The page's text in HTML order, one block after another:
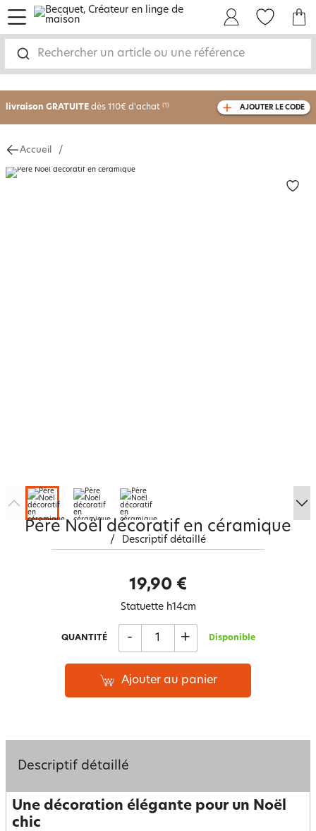
Rechercher un article ou une référence
menu
-30% sur votre commandedès 2 articles
livraison GRATUITE dès 110€ d'achat (1) AJOUTER LE CODE
Accueil
Père Noël décoratif en céramique
/ Descriptif détaillé
19,90 €
Statuette h14cm
QUANTITÉ - + Disponible
Ajouter au panier
Descriptif détaillé
Une décoration élégante pour un Noël
chic